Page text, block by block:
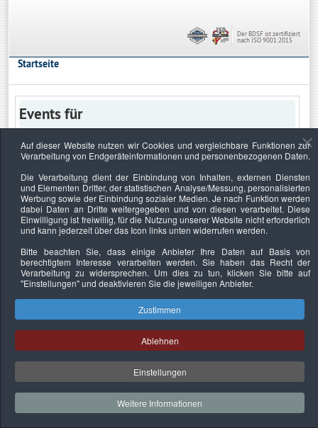
Der BDSF ist zertifiziert
nach ISO 9001:2015
Startseite
Events für
Keine Termine
Datenschutzerklärung Urheberrechtsnachweise Nachhaltigkeit
Copyright © 2026. Bundesverband Deutscher
Sachverständiger und Fachgutachter e.V..
Auf dieser Website nutzen wir Cookies und vergleichbare Funktionen zur
Verarbeitung von Endgeräteinformationen und personenbezogenen Daten.
Die Verarbeitung dient der Einbindung von Inhalten, externen Diensten
und Elementen Dritter, der statistischen Analyse/Messung, personalisierten
Werbung sowie der Einbindung sozialer Medien. Je nach Funktion werden
dabei Daten an Dritte weitergegeben und von diesen verarbeitet. Diese
Einwilligung ist freiwillig, für die Nutzung unserer Website nicht erforderlich
und kann jederzeit über das Icon links unten widerrufen werden.
Bitte beachten Sie, dass einige Anbieter Ihre Daten auf Basis von
berechtigtem Interesse verarbeiten werden. Sie haben das Recht der
Verarbeitung zu widersprechen. Um dies zu tun, klicken Sie bitte auf
"Einstellungen"und deaktivieren Sie die jeweiligen Anbieter.
Zustimmen
Ablehnen
Einstellungen
Weitere Informationen